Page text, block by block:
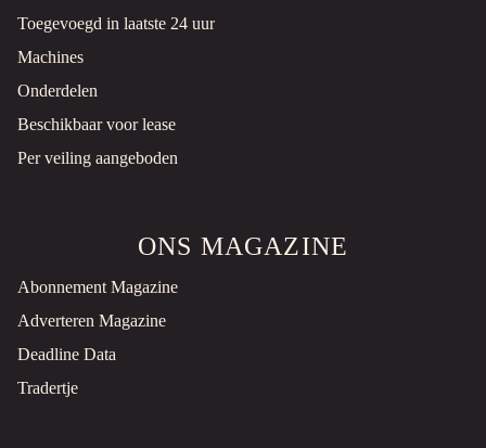
Toegevoegd in laatste 24 uur
Machines
Onderdelen
Beschikbaar voor lease
Per veiling aangeboden
ONS MAGAZINE
Abonnement Magazine
Adverteren Magazine
Deadline Data
Tradertje